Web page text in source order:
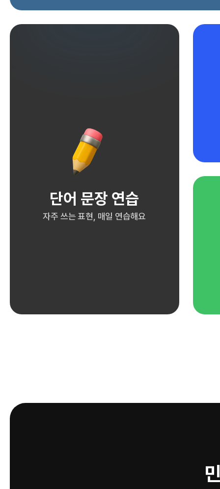
단어 문장 연습
자주 쓰는 표현, 매일 연습해요